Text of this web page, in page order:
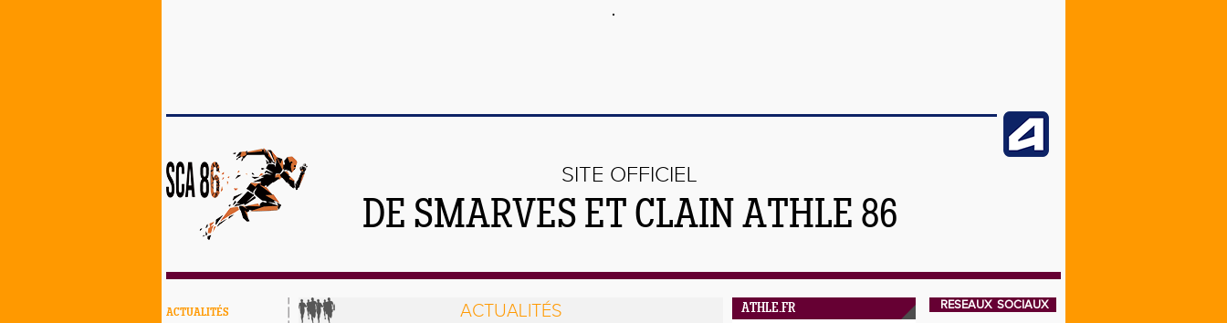
SITE OFFICIEL
DE SMARVES ET CLAIN ATHLE 86
ACTUALITÉS ACTUALITÉS
ATHLE.FR
RESEAUX SOCIAUX